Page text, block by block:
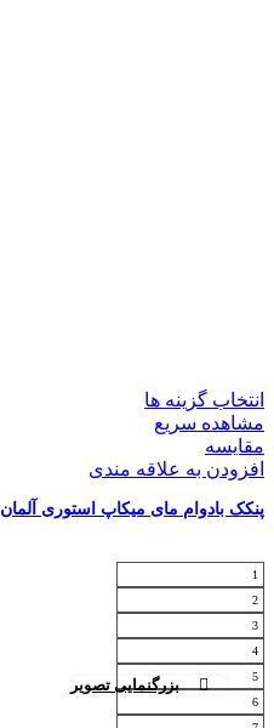
بزرگنمایی تصویر
انتخاب گزینه ها
مشاهده سریع
مقایسه
افزودن به علاقه مندی
پنکک بادوام مای میکاپ استوری آلمان
1
2
3
4
5
6